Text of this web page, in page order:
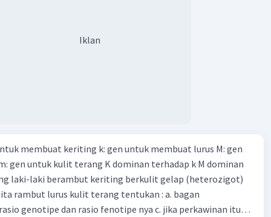
sebuah benda bisa dikatakan sebagai uang 14. maksud token
non bank yang memiliki fungsi sebagai penggerak investasi
dan memasukan surat berharga 24. Nama lembaga
yang bertugas mengatasi para rensumen 25. Ciri" dari
abad ke 21
Iklan
membuat keriting k: gen untuk membuat lurus M: gen
gen untuk kulit terang K dominan terhadap k M dominan
laki-laki berambut keriting berkulit gelap (heterozigot)
rambut lurus kulit terang tentukan : a. bagan
genotipe dan rasio fenotipe nya c. jika perkawinan itu